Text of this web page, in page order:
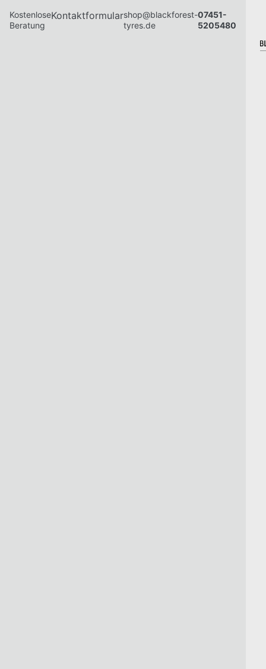
Kostenlose
Beratung
Kontaktformularshop@blackforest-
tyres.de
07451-
5205480